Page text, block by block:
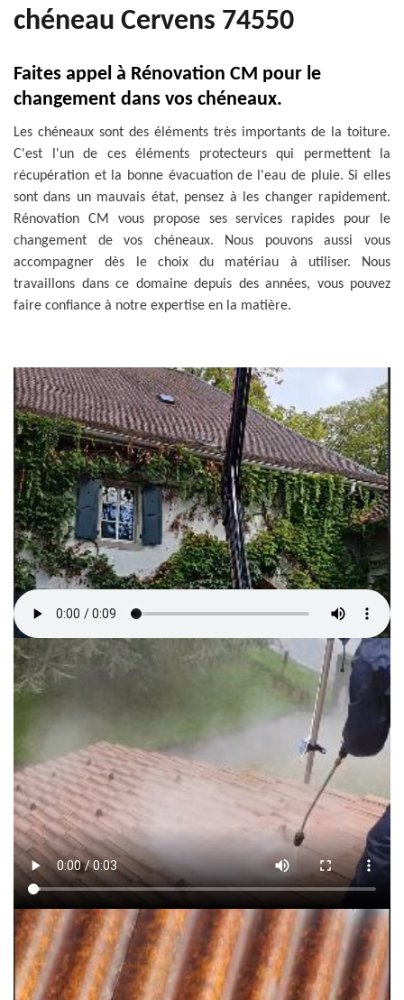
chéneau Cervens 74550
Faites appel à Rénovation CM pour le
changement dans vos chéneaux.
Les chéneaux sont des éléments très importants de la toiture.
C'est l'un de ces éléments protecteurs qui permettent la
récupération et la bonne évacuation de l'eau de pluie. Si elles
sont dans un mauvais état, pensez à les changer rapidement.
Rénovation CM vous propose ses services rapides pour le
changement de vos chéneaux. Nous pouvons aussi vous
accompagner dès le choix du matériau à utiliser. Nous
travaillons dans ce domaine depuis des années, vous pouvez
faire confiance à notre expertise en la matière.